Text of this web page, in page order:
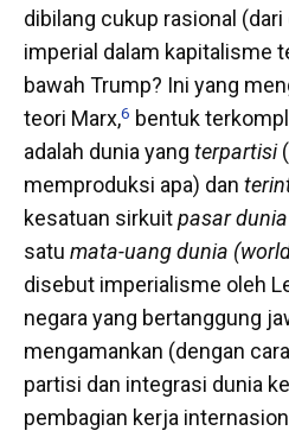
dibilang cukup rasional
imperial dalam kapitalisme
bawah Trump? Ini yang
teori Marx,6 bentuk
adalah dunia yang terpartisi
memproduksi apa) dan
kesatuan sirkuitpasar dunia
satu mata-uang dunia
disebut imperialisme oleh
negara yang bertanggung
mengamankan (dengan
partisi dan integrasi dunia
pembagian kerja